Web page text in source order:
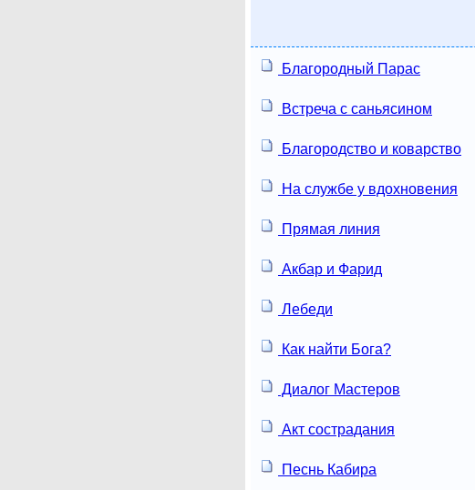
Благородный Парас
Встреча с саньясином
Благородство и коварство
На службе у вдохновения
Прямая линия
Акбар и Фарид
Лебеди
Как найти Бога?
Диалог Мастеров
Акт сострадания
Песнь Кабира